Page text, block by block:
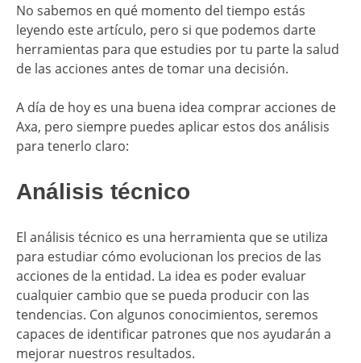
No sabemos en qué momento del tiempo estás
leyendo este artículo, pero si que podemos darte
herramientas para que estudies por tu parte la salud
de las acciones antes de tomar una decisión.
A día de hoy es una buena idea comprar acciones de
Axa, pero siempre puedes aplicar estos dos análisis
para tenerlo claro:
​Análisis técnico
El análisis técnico es una herramienta que se utiliza
para estudiar cómo evolucionan los precios de las
acciones de la entidad. La idea es poder evaluar
cualquier cambio que se pueda producir con las
tendencias. Con algunos conocimientos, seremos
capaces de identificar patrones que nos ayudarán a
mejorar nuestros resultados.